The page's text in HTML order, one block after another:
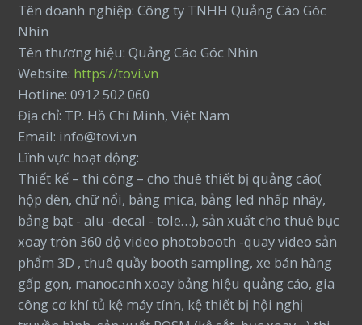
Tên doanh nghiệp: Công ty TNHH Quảng Cáo Góc
Nhìn
Tên thương hiệu: Quảng Cáo Góc Nhìn
Website: https://tovi.vn
Hotline: 0912 502 060
Địa chỉ: TP. Hồ Chí Minh, Việt Nam
Email: info@tovi.vn
Lĩnh vực hoạt động:
Thiết kế – thi công – cho thuê thiết bị quảng cáo(
hộp đèn, chữ nổi, bảng mica, bảng led nhấp nháy,
bảng bạt - alu -decal - tole…), sản xuất cho thuê bục
xoay tròn 360 độ video photobooth -quay video sản
phẩm 3D , thuê quầy booth sampling, xe bán hàng
gấp gọn, manocanh xoay bảng hiệu quảng cáo, gia
công cơ khí tủ kệ máy tính, kệ thiết bị hội nghị